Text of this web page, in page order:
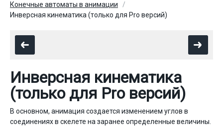
Конечные автоматы в анимации
Инверсная кинематика (только для Pro версий)
Инверсная кинематика
(только для Pro версий)
В основном, анимация создается изменением углов в
соединениях в скелете на заранее определенные величины.